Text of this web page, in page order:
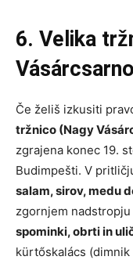
6. Velika
Če želiš izkusiti
tržnico (Nagy
zgrajena konec 19.
Budimpešti. V
salam, sirov, medu
zgornjem
spominki, obrti in
kürtőskalács (dimnik